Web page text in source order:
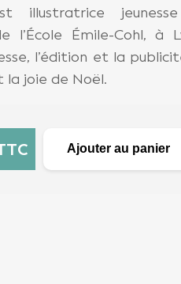
illustratrice
l’École Émile-Cohl, à
l’édition et la
joie de Noël.
Ajouter au panier